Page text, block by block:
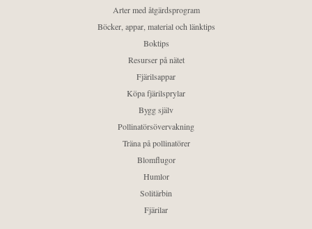
Arter med åtgärdsprogram
Böcker, appar, material och länktips
Boktips
Resurser på nätet
Fjärilsappar
Köpa fjärilsprylar
Bygg själv
Pollinatörsövervakning
Träna på pollinatörer
Blomflugor
Humlor
Solitärbin
Fjärilar